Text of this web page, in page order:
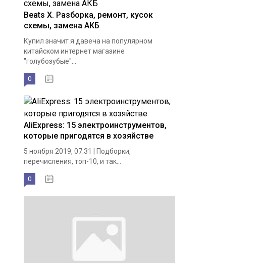
Beats X. Разборка, ремонт, кусок
схемы, замена АКБ
Купил значит я давеча на популярном
китайском интернет магазине
"голубозубые"...
0
AliExpress: 15 электроинструментов,
которые пригодятся в хозяйстве
5 ноября 2019, 07:31 | Подборки,
перечисления, топ-10, и так...
0